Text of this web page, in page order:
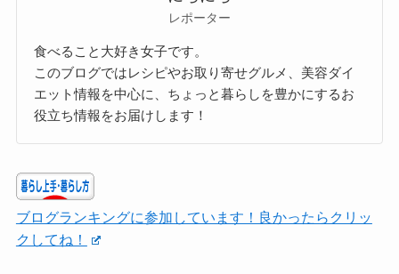
レポーター
食べること大好き女子です。
このブログではレシピやお取り寄せグルメ、美容ダイ
エット情報を中心に、ちょっと暮らしを豊かにするお
役立ち情報をお届けします！
ブログランキングに参加しています！良かったらクリッ
クしてね！